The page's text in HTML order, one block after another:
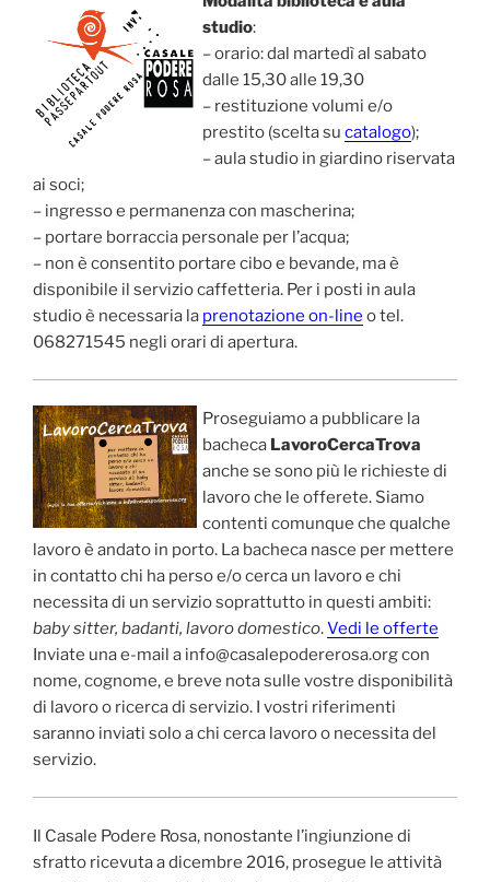
studio:
– orario: dal martedì al sabato
dalle 15,30 alle 19,30
– restituzione volumi e/o
prestito (scelta su catalogo);
– aula studio in giardino riservata
ai soci;
– ingresso e permanenza con mascherina;
– portare borraccia personale per l’acqua;
– non è consentito portare cibo e bevande, ma è
disponibile il servizio caffetteria. Per i posti in aula
studio è necessaria la prenotazione on-line o tel.
068271545 negli orari di apertura.
Proseguiamo a pubblicare la
bacheca LavoroCercaTrova
anche se sono più le richieste di
lavoro che le offerete. Siamo
contenti comunque che qualche
lavoro è andato in porto. La bacheca nasce per mettere
in contatto chi ha perso e/o cerca un lavoro e chi
necessita di un servizio soprattutto in questi ambiti:
baby sitter, badanti, lavoro domestico.Vedi le offerte
Inviate una e-mail a info@casalepodererosa.org con
nome, cognome, e breve nota sulle vostre disponibilità
di lavoro o ricerca di servizio. I vostri riferimenti
saranno inviati solo a chi cerca lavoro o necessita del
servizio.
Il Casale Podere Rosa, nonostante l’ingiunzione di
sfratto ricevuta a dicembre 2016, prosegue le attività